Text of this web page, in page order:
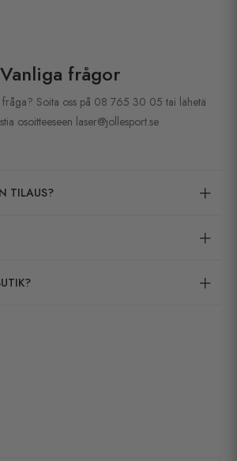
Vanliga frågor
fråga? Soita oss på 08 765 30 05 tai lähetä
osoitteeseen laser@jollesport.se
TILAUS?